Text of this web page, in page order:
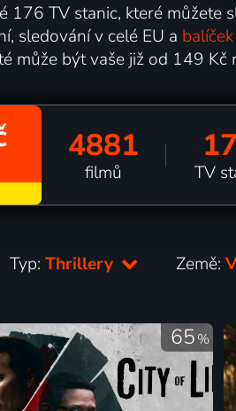
176 TV stanic, které můžete
sledování v celé EU a
může být vaše již od 149 Kč
4881
filmů TV
Typ:Thrillery Země:
65%